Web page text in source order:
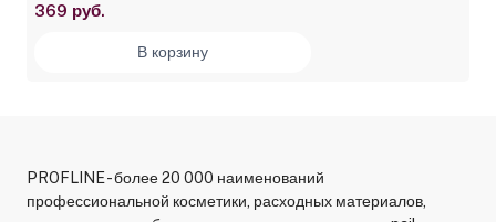
369 руб.
В корзину
PROFLINE - более 20 000 наименований
профессиональной косметики, расходных материалов,